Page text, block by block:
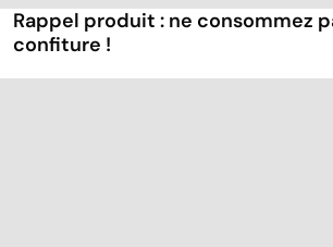
Rappel produit : ne consommez
confiture !